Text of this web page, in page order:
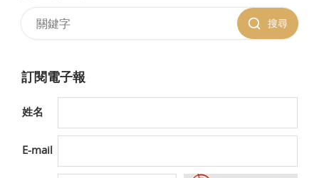
搜尋
訂閱電子報
姓名
E-mail